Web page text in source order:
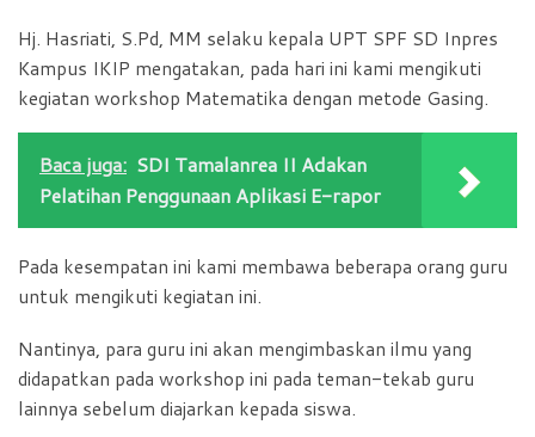
Hj. Hasriati, S.Pd, MM selaku kepala UPT SPF SD Inpres
Kampus IKIP mengatakan, pada hari ini kami mengikuti
kegiatan workshop Matematika dengan metode Gasing.
Baca juga: SDI Tamalanrea II Adakan
Pelatihan Penggunaan Aplikasi E-rapor
Pada kesempatan ini kami membawa beberapa orang guru
untuk mengikuti kegiatan ini.
Nantinya, para guru ini akan mengimbaskan ilmu yang
didapatkan pada workshop ini pada teman-tekab guru
lainnya sebelum diajarkan kepada siswa.